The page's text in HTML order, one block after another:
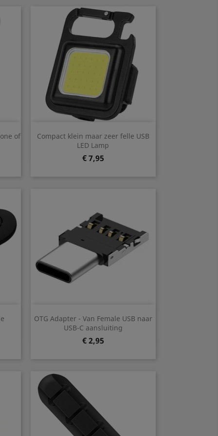
of
Compact klein maar zeer felle USB
LED Lamp
Prijs
€ 7,95
 Snel bekijken
OTG Adapter - Van Female USB naar
USB-C aansluiting
Prijs
€ 2,95
 Snel bekijken